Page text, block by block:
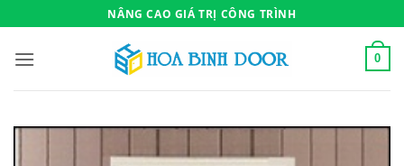
qua
nội
NÂNG CAO GIÁ TRỊ CÔNG TRÌNH
0